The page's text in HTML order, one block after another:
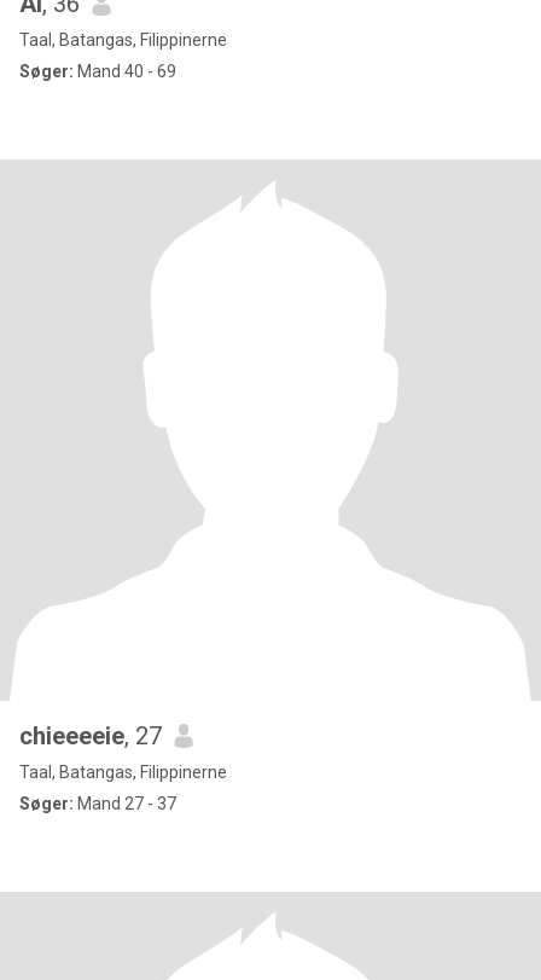
Taal, Batangas, Filippinerne
Søger: Mand 40 - 69
chieeeeie, 27
Taal, Batangas, Filippinerne
Søger: Mand 27 - 37